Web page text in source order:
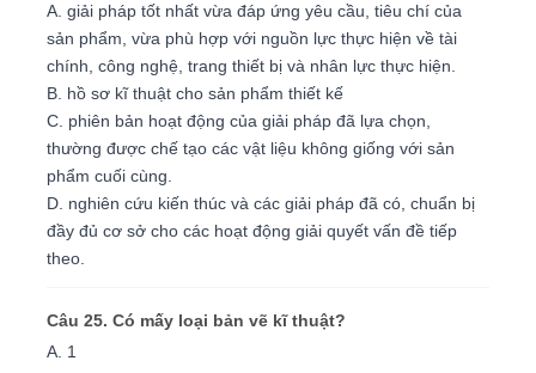
A. giải pháp tốt nhất vừa đáp ứng yêu cầu, tiêu chí của
sản phẩm, vừa phù hợp với nguồn lực thực hiện về tài
chính, công nghệ, trang thiết bị và nhân lực thực hiện.
B. hồ sơ kĩ thuật cho sản phẩm thiết kế
C. phiên bản hoạt động của giải pháp đã lựa chọn,
thường được chế tạo các vật liệu không giống với sản
phẩm cuối cùng.
D. nghiên cứu kiến thúc và các giải pháp đã có, chuẩn bị
đầy đủ cơ sở cho các hoạt động giải quyết vấn đề tiếp
theo.
Câu 25. Có mấy loại bản vẽ kĩ thuật?
A. 1